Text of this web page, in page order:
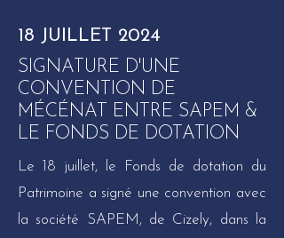
18 JUILLET 2024
SIGNATURE D'UNE
CONVENTION DE
MÉCÉNAT ENTRE SAPEM &
LE FONDS DE DOTATION
Le 18 juillet, le Fonds de dotation du
Patrimoine a signé une convention avec
la société SAPEM, de Cizely, dans la